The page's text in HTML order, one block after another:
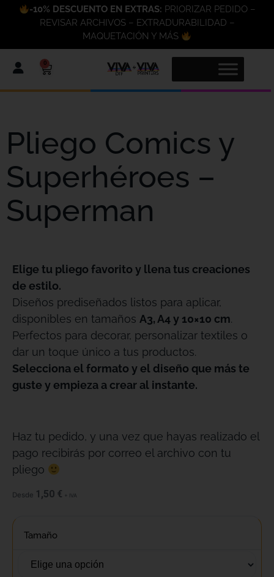
-10% DESCUENTO EN EXTRAS: PRIORIZAR PEDIDO –
REVISAR ARCHIVOS – EXTRADURABILIDAD –
MAQUETACIÓN Y MÁS
0
Pliego Comics y
Superhéroes –
Superman
Elige tu pliego favorito y llena tus creaciones
de estilo.
Diseños prediseñados listos para aplicar,
disponibles en tamaños A3, A4 y 10×10 cm.
Perfectos para decorar, personalizar textiles o
dar un toque único a tus productos.
Selecciona el formato y el diseño que más te
guste y empieza a crear al instante.
Haz tu pedido, y una vez que hayas realizado el
pago recibirás por correo el archivo con tu
pliego
Desde 1,50 € + IVA
Tamaño